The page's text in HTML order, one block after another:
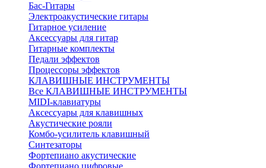
Бас-Гитары
Электроакустические гитары
Гитарное усиление
Аксессуары для гитар
Гитарные комплекты
Педали эффектов
Процессоры эффектов
КЛАВИШНЫЕ ИНСТРУМЕНТЫ
Все КЛАВИШНЫЕ ИНСТРУМЕНТЫ
MIDI-клавиатуры
Аксессуары для клавишных
Акустические рояли
Комбо-усилитель клавишный
Синтезаторы
Фортепиано акустические
Фортепиано цифровые